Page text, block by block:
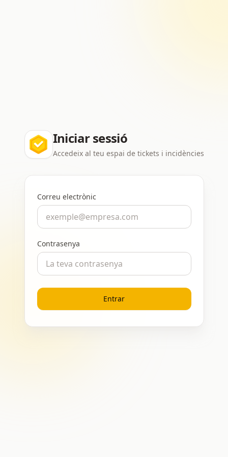
Iniciar sessió
Accedeix al teu espai de tickets i incidències
Correu electrònic
Contrasenya
Entrar